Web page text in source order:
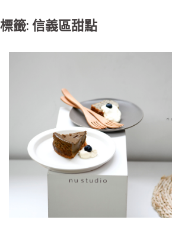
標籤: 信義區甜點